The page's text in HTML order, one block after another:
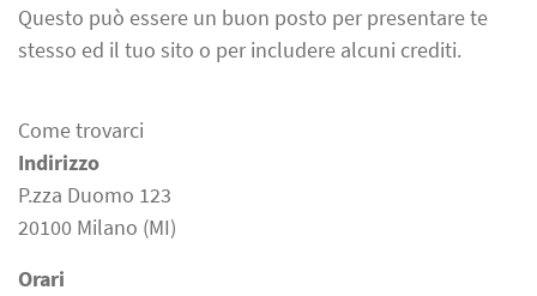
Questo può essere un buon posto per presentare te
stesso ed il tuo sito o per includere alcuni crediti.
Come trovarci
Indirizzo
P.zza Duomo 123
20100 Milano (MI)
Orari